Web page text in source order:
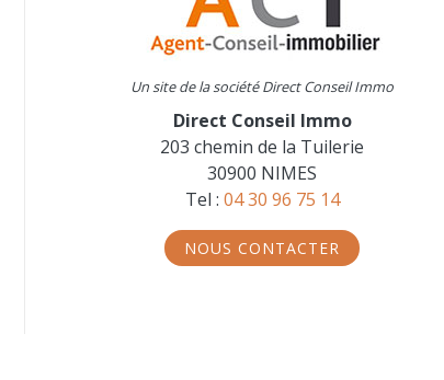
Un site de la société Direct Conseil Immo
Direct Conseil Immo
203 chemin de la Tuilerie
30900 NIMES
Tel : 04 30 96 75 14
NOUS CONTACTER